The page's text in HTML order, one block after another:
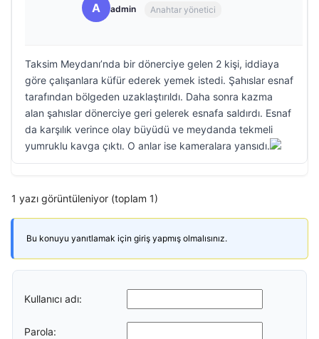
A admin Anahtar yönetici
Taksim Meydanı’nda bir dönerciye gelen 2 kişi, iddiaya
göre çalışanlara küfür ederek yemek istedi. Şahıslar esnaf
tarafından bölgeden uzaklaştırıldı. Daha sonra kazma
alan şahıslar dönerciye geri gelerek esnafa saldırdı. Esnaf
da karşılık verince olay büyüdü ve meydanda tekmeli
yumruklu kavga çıktı. O anlar ise kameralara yansıdı.
1 yazı görüntüleniyor (toplam 1)
Bu konuyu yanıtlamak için giriş yapmış olmalısınız.
Kullanıcı adı:
Parola: